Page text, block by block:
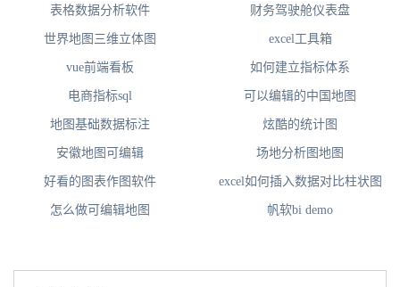
表格数据分析软件 财务驾驶舱仪表盘
世界地图三维立体图 excel工具箱
vue前端看板 如何建立指标体系
电商指标sql 可以编辑的中国地图
地图基础数据标注 炫酷的统计图
安徽地图可编辑 场地分析图地图
好看的图表作图软件 excel如何插入数据对比柱状图
怎么做可编辑地图 帆软bi demo